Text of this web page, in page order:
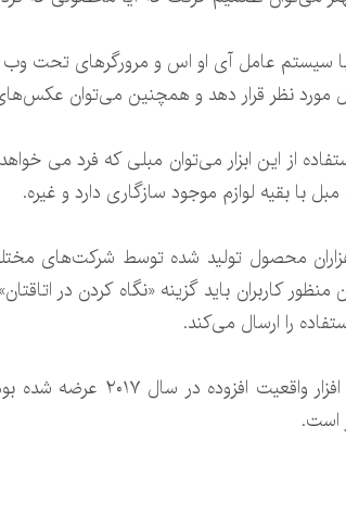
مورد نظر قرار دهد و همچنین می‌توان
از این ابزار می‌توان مبلی که فرد می
با بقیه لوازم موجود سازگاری دارد و غیره.
محصول تولید شده توسط شرکت‌های
کاربران باید گزینه «نگاه کردن در
را ارسال می‌کند.
مدل اولیه این نرم
است.